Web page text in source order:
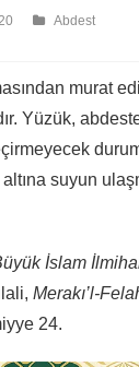
Abdest
murat
Yüzük,
suyun
İslam
Merakı’l-
24.